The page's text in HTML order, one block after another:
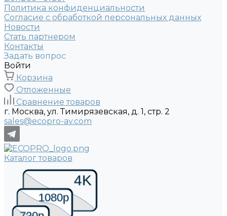
Политика конфиденциальности
Согласие с обработкой персональных данных
Новости
Стать партнером
Контакты
Задать вопрос
Войти
Корзина
Отложенные
Сравнение товаров
г. Москва, ул. Тимирязевская, д. 1, стр. 2
sales@ecopro-av.com
Каталог товаров
1080p
4K